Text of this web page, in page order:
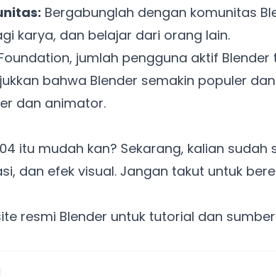
Bergabunglah dengan komunitas
karya, dan belajar dari orang lain.
jumlah pengguna aktif
bahwa Blender semakin populer
dan animator.
itu mudah kan? Sekarang, kalian sudah
dan efek visual. Jangan takut untuk
resmi Blender untuk tutorial dan
Coba BulkFame
Lain kali saja